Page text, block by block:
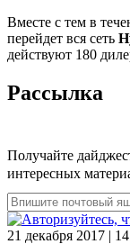
Вместе с тем в
перейдет вся сеть
действуют 180
Рассылка
Получайте
интересных
21 декабря 2017 |